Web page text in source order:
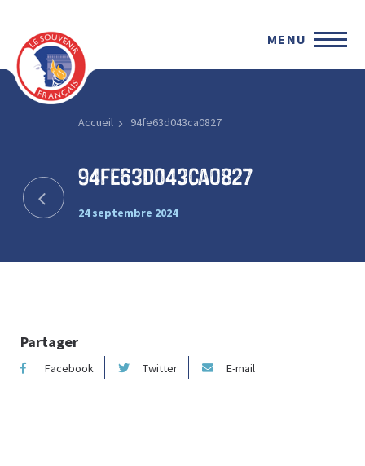
MENU
Accueil 94fe63d043ca0827
94fe63d043ca0827
24 septembre 2024
Partager
Facebook Twitter E-mail